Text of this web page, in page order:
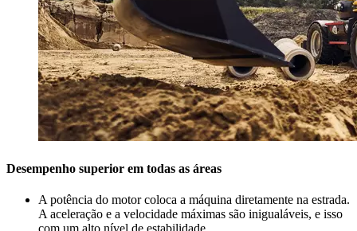
Desempenho superior em todas as áreas
A potência do motor coloca a máquina diretamente na estrada.
A aceleração e a velocidade máximas são inigualáveis, e isso
com um alto nível de estabilidade.